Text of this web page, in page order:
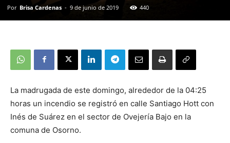
Por Brisa Cardenas - 9 de junio de 2019 440
La madrugada de este domingo, alrededor de la 04:25
horas un incendio se registró en calle Santiago Hott con
Inés de Suárez en el sector de Ovejería Bajo en la
comuna de Osorno.